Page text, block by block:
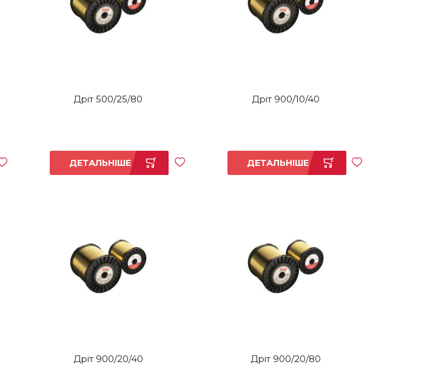
Дріт 500/25/80
ДЕТАЛЬНІШЕ
Дріт 900/10/40
ДЕТАЛЬНІШЕ
Дріт 900/20/40 Дріт 900/20/80